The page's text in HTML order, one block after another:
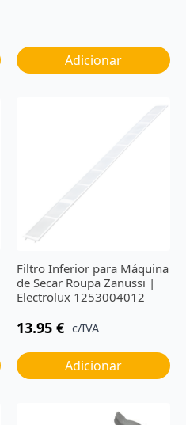
Adicionar
Filtro Inferior para Máquina
de Secar Roupa Zanussi |
Electrolux 1253004012
13.95 € c/IVA
Adicionar